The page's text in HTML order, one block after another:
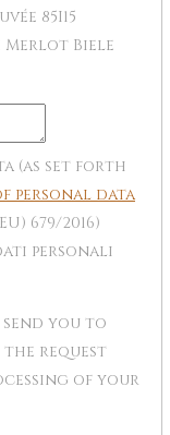
85I15
Biele
(as set forth
personal data
679/2016)
personali
send you to
the request
of your